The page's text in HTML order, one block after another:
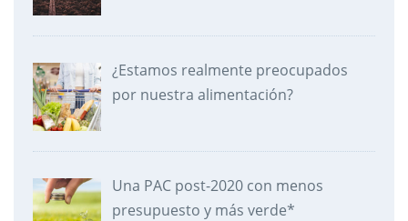
¿Estamos realmente preocupados
por nuestra alimentación?
Una PAC post-2020 con menos
presupuesto y más verde*